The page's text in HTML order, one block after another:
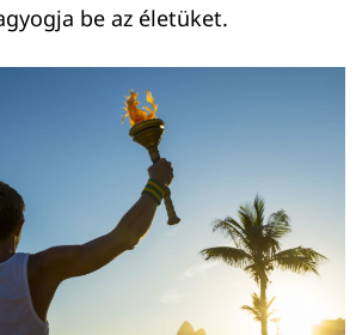
be az életüket.